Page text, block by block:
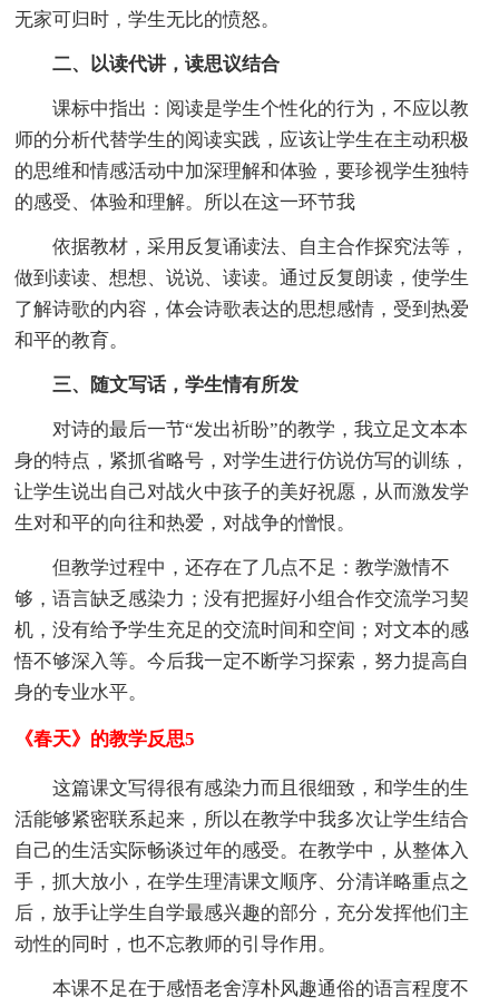
无家可归时，学生无比的愤怒。
二、以读代讲，读思议结合
课标中指出：阅读是学生个性化的行为，不应以教
师的分析代替学生的阅读实践，应该让学生在主动积极
的思维和情感活动中加深理解和体验，要珍视学生独特
的感受、体验和理解。所以在这一环节我
依据教材，采用反复诵读法、自主合作探究法等，
做到读读、想想、说说、读读。通过反复朗读，使学生
了解诗歌的内容，体会诗歌表达的思想感情，受到热爱
和平的教育。
三、随文写话，学生情有所发
对诗的最后一节“发出祈盼”的教学，我立足文本本
身的特点，紧抓省略号，对学生进行仿说仿写的训练，
让学生说出自己对战火中孩子的美好祝愿，从而激发学
生对和平的向往和热爱，对战争的憎恨。
但教学过程中，还存在了几点不足：教学激情不
够，语言缺乏感染力；没有把握好小组合作交流学习契
机，没有给予学生充足的交流时间和空间；对文本的感
悟不够深入等。今后我一定不断学习探索，努力提高自
身的专业水平。
《春天》的教学反思5
这篇课文写得很有感染力而且很细致，和学生的生
活能够紧密联系起来，所以在教学中我多次让学生结合
自己的生活实际畅谈过年的感受。在教学中，从整体入
手，抓大放小，在学生理清课文顺序、分清详略重点之
后，放手让学生自学最感兴趣的部分，充分发挥他们主
动性的同时，也不忘教师的引导作用。
本课不足在于感悟老舍淳朴风趣通俗的语言程度不